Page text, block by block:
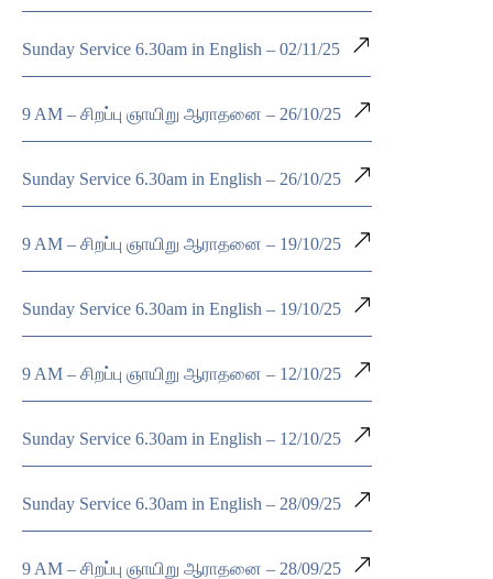
Sunday Service 6.30am in English – 02/11/25
9 AM – சிறப்பு ஞாயிறு ஆராதனை – 26/10/25
Sunday Service 6.30am in English – 26/10/25
9 AM – சிறப்பு ஞாயிறு ஆராதனை – 19/10/25
Sunday Service 6.30am in English – 19/10/25
9 AM – சிறப்பு ஞாயிறு ஆராதனை – 12/10/25
Sunday Service 6.30am in English – 12/10/25
Sunday Service 6.30am in English – 28/09/25
9 AM – சிறப்பு ஞாயிறு ஆராதனை – 28/09/25